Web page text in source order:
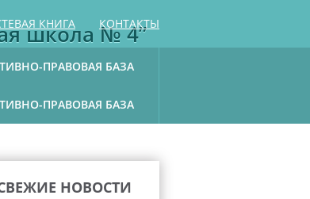
КНИГА КОНТАКТЫ
школа № 4”
ПРАВОВАЯ БАЗА
ПРАВОВАЯ БАЗА
НОВОСТИ